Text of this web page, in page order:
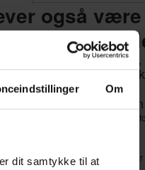
Om
dit samtykke til at
også
til dette
de kan styrke deres
Du kan tilmelde
du er medlem i Odsherred
ud:
SuperBrugsen sponserer